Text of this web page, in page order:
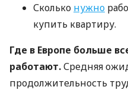
Сколько нужно
купить квартиру.
Где в Европе больше
работают.Средняя
продолжительность